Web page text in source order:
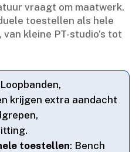
vraagt om maatwerk.​
toestellen als hele
kleine PT-studio’s tot
krijgen extra aandacht
toestellen: Bench